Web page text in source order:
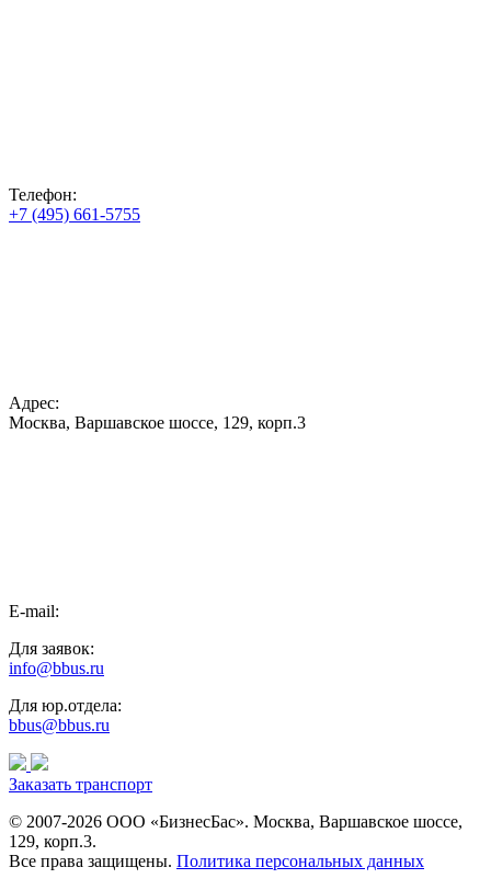
Телефон:
+7 (495) 661-5755
Адрес:
Москва, Варшавское шоссе, 129, корп.3
E-mail:
Для заявок:
info@bbus.ru
Для юр.отдела:
bbus@bbus.ru
Заказать транспорт
© 2007-2026 ООО «БизнесБас». Москва, Варшавское шоссе,
129, корп.3.
Все права защищены. Политика персональных данных